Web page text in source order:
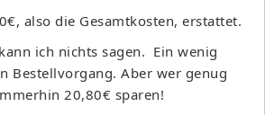
also die Gesamtkosten, erstattet.
ich nichts sagen. Ein wenig
Bestellvorgang. Aber wer genug
20,80€ sparen!